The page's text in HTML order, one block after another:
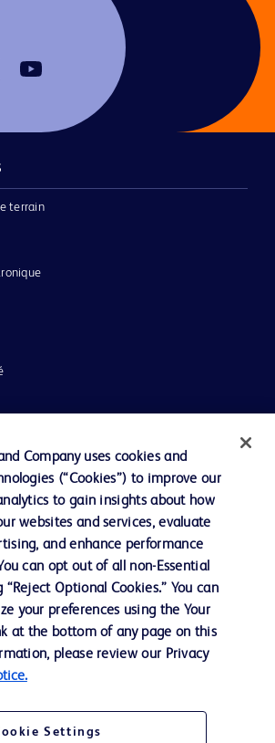
terrain
de cookies
Company uses cookies and
(“Cookies”) to improve our
to gain insights about how
websites and services, evaluate
and enhance performance
can opt out of all non-Essential
Optional Cookies.” You can
your preferences using the Your
at the bottom of any page on this
please review our Privacy
Settings